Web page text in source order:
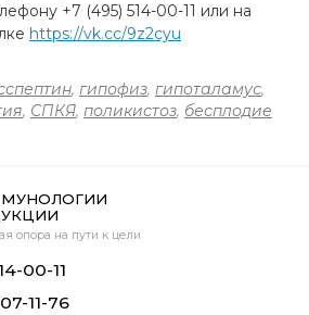
+7 (495) 514-00-11 или на
https://vk.cc/9z2cyu
, гипофиз, гипоталамус,
, СПКЯ, поликистоз, бесплодие
опора на пути к цели
00-11
11-76